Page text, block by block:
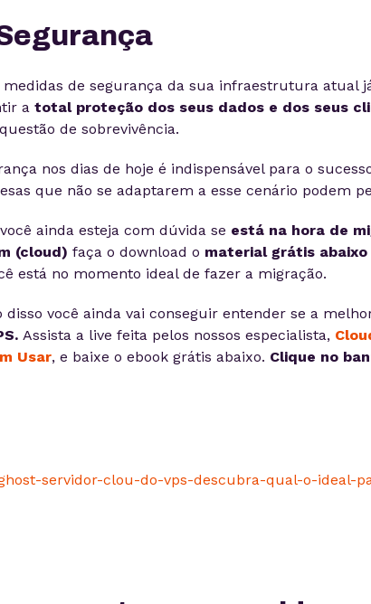
medidas de segurança da sua infraestrutura atual
a total proteção dos seus dados e dos seus
de sobrevivência.
nos dias de hoje é indispensável para o
que não se adaptarem a esse cenário podem
ainda esteja com dúvida se está na hora de
(cloud) faça o download o material grátis abaixo
está no momento ideal de fazer a migração.
disso você ainda vai conseguir entender se a
Assista a live feita pelos nossos especialista,
Usar, e baixe o ebook grátis abaixo. Clique no